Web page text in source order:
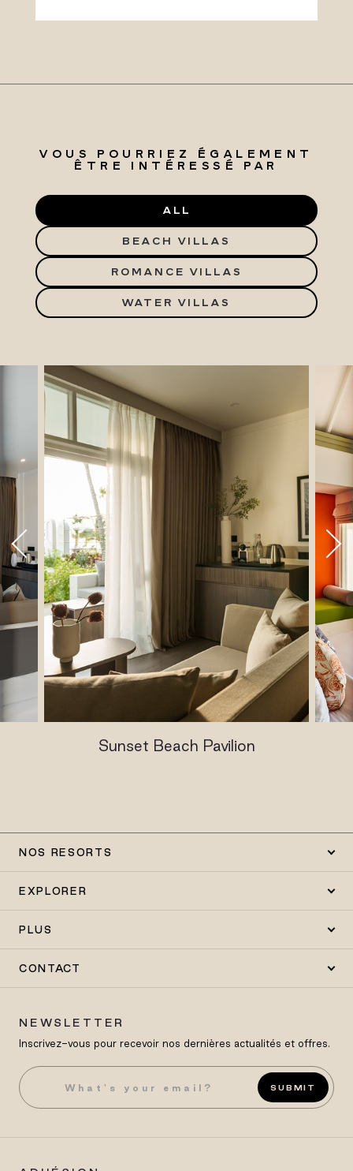
VOUS POURRIEZ ÉGALEMENT
ÊTRE INTÉRESSÉ PAR
ALL
BEACH VILLAS
ROMANCE VILLAS
WATER VILLAS
Sunset Beach Pavilion
NOS RESORTS
EXPLORER
PLUS
CONTACT
NEWSLETTER
Inscrivez-vous pour recevoir nos dernières actualités et offres.
SUBMIT